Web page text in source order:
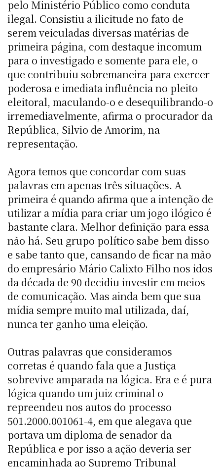
pelo Ministério Público como conduta
ilegal. Consistiu a ilicitude no fato de
serem veiculadas diversas matérias de
primeira página, com destaque incomum
para o investigado e somente para ele, o
que contribuiu sobremaneira para exercer
poderosa e imediata influência no pleito
eleitoral, maculando-o e desequilibrando-o
irremediavelmente, afirma o procurador da
República, Silvio de Amorim, na
representação.
Agora temos que concordar com suas
palavras em apenas três situações. A
primeira é quando afirma que a intenção de
utilizar a mídia para criar um jogo ilógico é
bastante clara. Melhor definição para essa
não há. Seu grupo político sabe bem disso
e sabe tanto que, cansando de ficar na mão
do empresário Mário Calixto Filho nos idos
da década de 90 decidiu investir em meios
de comunicação. Mas ainda bem que sua
mídia sempre muito mal utilizada, daí,
nunca ter ganho uma eleição.
Outras palavras que consideramos
corretas é quando fala que a Justiça
sobrevive amparada na lógica. Era e é pura
lógica quando um juiz criminal o
repreendeu nos autos do processo
501.2000.001061-4, em que alegava que
portava um diploma de senador da
República e por isso a ação deveria ser
encaminhada ao Supremo Tribunal